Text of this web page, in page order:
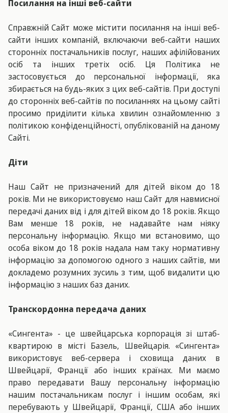
Посилання на інші веб-сайти
Справжній Сайт може містити посилання на інші веб-
сайти інших компаній, включаючи веб-сайти наших
сторонніх постачальників послуг, наших афілійованих
осіб та інших третіх осіб. Ця Політика не
застосовується до персональної інформації, яка
збирається на будь-яких з цих веб-сайтів. При доступі
до сторонніх веб-сайтів по посиланнях на цьому сайті
просимо приділити кілька хвилин ознайомленню з
політикою конфіденційності, опублікованій на даному
Сайті.
Діти
Наш Сайт не призначений для дітей віком до 18
років. Ми не використовуємо наш Сайт для навмисної
передачі даних від і для дітей віком до 18 років. Якщо
Вам менше 18 років, не надавайте нам ніяку
персональну інформацію. Якщо ми встановимо, що
особа віком до 18 років надала нам таку нормативну
інформацію за допомогою одного з наших сайтів, ми
докладемо розумних зусиль з тим, щоб видалити цю
інформацію з наших баз даних.
Транскордонна передача даних
«Сингента» - це швейцарська корпорація зі штаб-
квартирою в місті Базель, Швейцарія. «Сингента»
використовує веб-сервера і сховища даних в
Швейцарії, Франції або інших країнах. Ми маємо
право передавати Вашу персональну інформацію
нашим постачальникам послуг і іншим особам, які
перебувають у Швейцарії, Франції, США або інших